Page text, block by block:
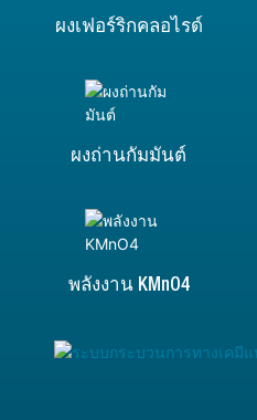
ผงเฟอร์ริกคลอไรด์
ผงถ่านกัมมันต์
พลังงาน KMnO4